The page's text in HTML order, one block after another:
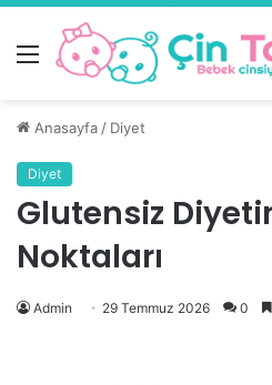
Menü
Anasayfa / Diyet
Diyet
Glutensiz
Noktaları
Admin 29 Temmuz 2026 0